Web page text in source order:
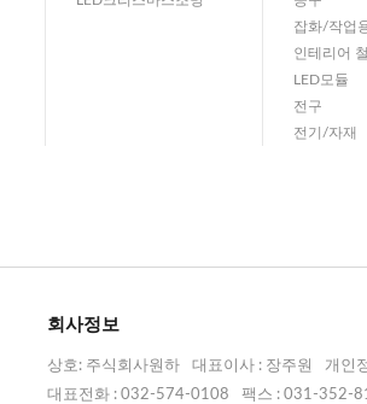
잡화/작업
인테리어
LED모듈
전구
전기/자재
회사정보
상호: 주식회사원하 대표이사 : 장주원
개인
대표전화 : 032-574-0108
팩스 : 031-352-